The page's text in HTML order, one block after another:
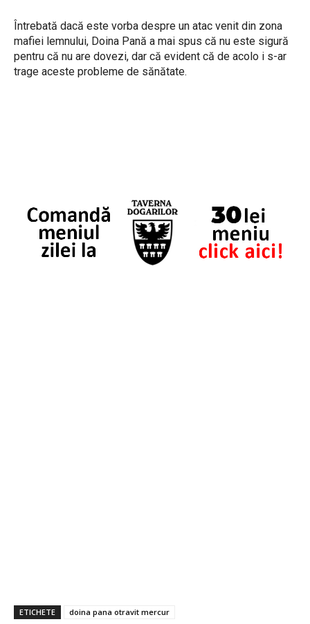
Întrebată dacă este vorba despre un atac venit din zona
mafiei lemnului, Doina Pană a mai spus că nu este sigură
pentru că nu are dovezi, dar că evident că de acolo i s-ar
trage aceste probleme de sănătate.
ETICHETE doina pana otravit mercur